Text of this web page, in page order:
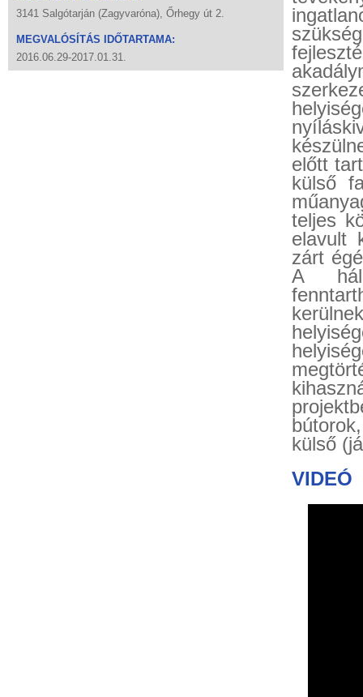
3141 Salgótarján (Zagyvaróna), Őrhegy út 2.
MEGVALÓSÍTÁS IDŐTARTAMA:
2016.06.29-2017.01.31.
előtt
külső
teljes
elavult
zárt
A
külső
VIDEÓ